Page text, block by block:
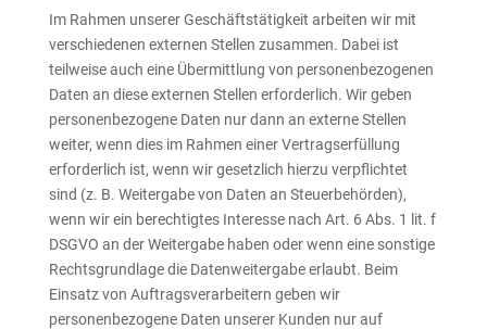
Im Rahmen unserer Geschäftstätigkeit arbeiten wir mit
verschiedenen externen Stellen zusammen. Dabei ist
teilweise auch eine Übermittlung von personenbezogenen
Daten an diese externen Stellen erforderlich. Wir geben
personenbezogene Daten nur dann an externe Stellen
weiter, wenn dies im Rahmen einer Vertragserfüllung
erforderlich ist, wenn wir gesetzlich hierzu verpflichtet
sind (z. B. Weitergabe von Daten an Steuerbehörden),
wenn wir ein berechtigtes Interesse nach Art. 6 Abs. 1 lit. f
DSGVO an der Weitergabe haben oder wenn eine sonstige
Rechtsgrundlage die Datenweitergabe erlaubt. Beim
Einsatz von Auftragsverarbeitern geben wir
personenbezogene Daten unserer Kunden nur auf